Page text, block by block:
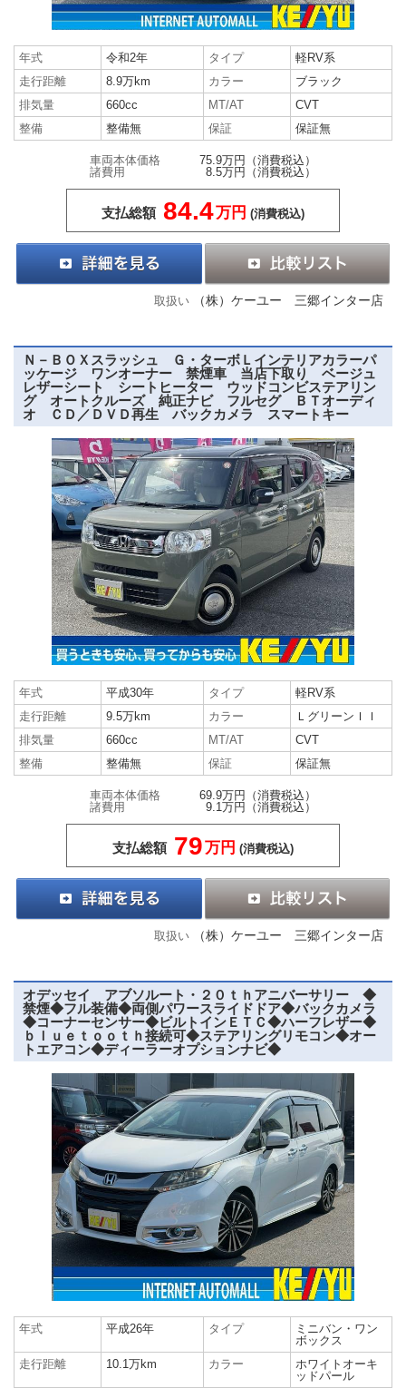
年式 令和2年 タイプ
軽RV系
走行距離
8.9万km カラー
ブラック
排気量
660cc MT/AT
CVT
整備
整備無 保証 保証無
車両本体価格 75.9万円
（消費税込）
諸費用
8.5万円 （消費税込）
支払総額 84.4万円 (消費税込)
取扱い （株）ケーユー 三郷インター店
Ｎ－ＢＯＸスラッシュ Ｇ・ターボＬインテリアカラーパ
ッケージ ワンオーナー 禁煙車 当店下取り ベージュ
レザーシート シートヒーター ウッドコンビステアリン
グ オートクルーズ 純正ナビ フルセグ ＢＴオーディ
オ ＣＤ／ＤＶＤ再生 バックカメラ スマートキー
年式 平成30年 タイプ
軽RV系
走行距離
9.5万km カラー
ＬグリーンＩＩ
排気量
660cc MT/AT
CVT
整備
整備無 保証 保証無
車両本体価格 69.9万円
（消費税込）
諸費用
9.1万円 （消費税込）
支払総額 79万円 (消費税込)
取扱い （株）ケーユー 三郷インター店
オデッセイ アブソルート・２０ｔｈアニバーサリー ◆
禁煙◆フル装備◆両側パワースライドドア◆バックカメラ
◆コーナーセンサー◆ビルトインＥＴＣ◆ハーフレザー◆
ｂｌｕｅｔｏｏｔｈ接続可◆ステアリングリモコン◆オー
トエアコン◆ディーラーオプションナビ◆
年式 平成26年 タイプ
ミニバン・ワン
ボックス
走行距離
10.1万km カラー
ホワイトオーキ
ッドパール